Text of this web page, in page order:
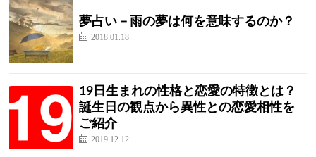
夢占い－雨の夢は何を意味するのか？
2018.01.18
19日生まれの性格と恋愛の特徴とは？
誕生日の観点から異性との恋愛相性を
ご紹介
2019.12.12